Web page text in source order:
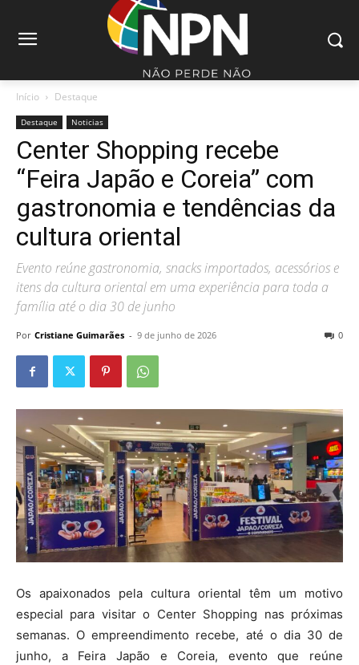
Início Destaque
Destaque Noticias
Center Shopping recebe
“Feira Japão e Coreia” com
gastronomia e tendências da
cultura oriental
Evento reúne gastronomia, snacks importados, acessórios e
itens da cultura oriental em uma experiência para toda a
família até o dia 30 de junho
Por Cristiane Guimarães - 9 de junho de 2026 0
Os apaixonados pela cultura oriental têm um motivo
especial para visitar o Center Shopping nas próximas
semanas. O empreendimento recebe, até o dia 30 de
junho, a Feira Japão e Coreia, evento que reúne